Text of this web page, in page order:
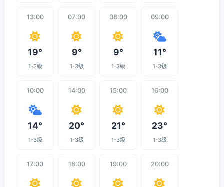
13:00
19°
1-3级
07:00
9°
1-3级
08:00
9°
1-3级
09:00
11°
1-3级
10:00
14°
1-3级
14:00
20°
1-3级
15:00
21°
1-3级
16:00
23°
1-3级
17:00 18:00 19:00 20:00